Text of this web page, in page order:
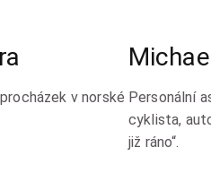
v norské Personální
cyklista,
již ráno“.